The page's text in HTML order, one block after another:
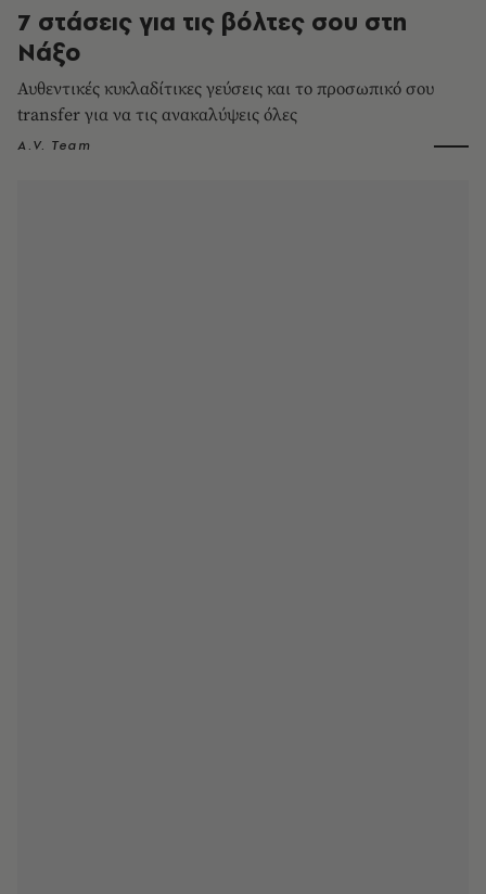
7 στάσεις για τις βόλτες σου στη
Νάξο
Αυθεντικές κυκλαδίτικες γεύσεις και το προσωπικό σου
transfer για να τις ανακαλύψεις όλες
A.V. Team